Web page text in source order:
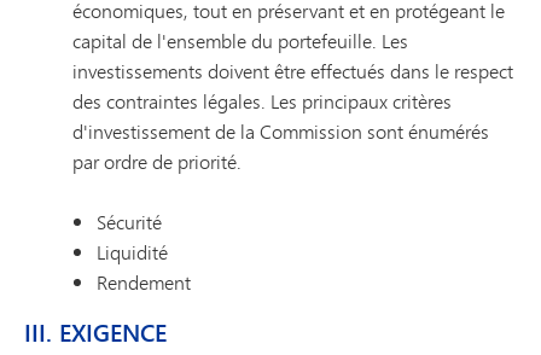
économiques, tout en préservant et en protégeant le
capital de l'ensemble du portefeuille. Les
investissements doivent être effectués dans le respect
des contraintes légales. Les principaux critères
d'investissement de la Commission sont énumérés
par ordre de priorité.
Sécurité
Liquidité
Rendement
III. EXIGENCE